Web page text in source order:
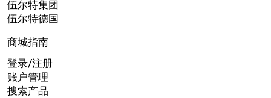
伍尔特集团
伍尔特德国
商城指南
登录/注册
账户管理
搜索产品